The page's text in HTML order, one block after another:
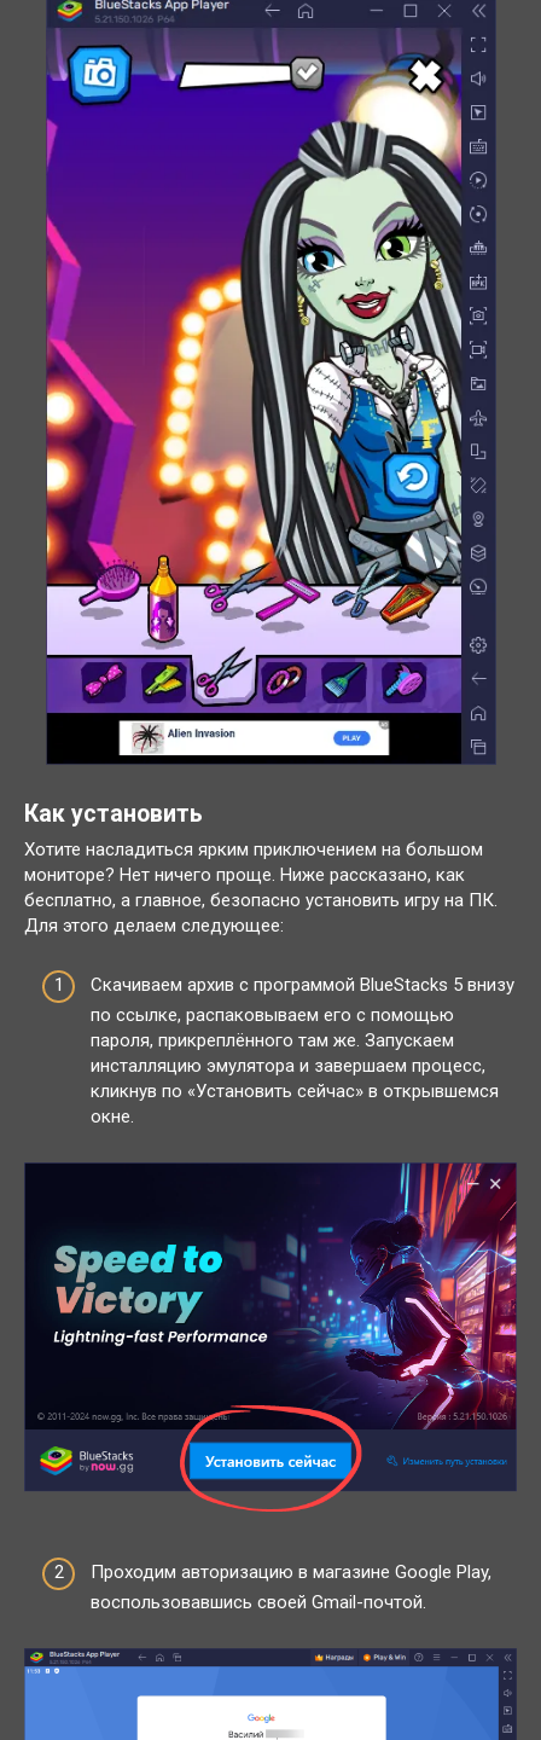
Как установить
Хотите насладиться ярким приключением на большом
мониторе? Нет ничего проще. Ниже рассказано, как
бесплатно, а главное, безопасно установить игру на ПК.
Для этого делаем следующее:
Скачиваем архив с программой BlueStacks 5 внизу
по ссылке, распаковываем его с помощью
пароля, прикреплённого там же. Запускаем
инсталляцию эмулятора и завершаем процесс,
кликнув по «Установить сейчас» в открывшемся
окне.
Проходим авторизацию в магазине Google Play,
воспользовавшись своей Gmail-почтой.